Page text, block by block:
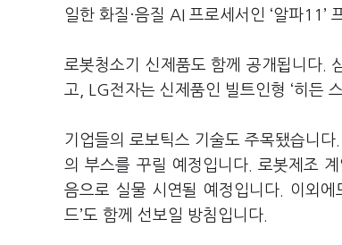
일한 화질·음질 AI 프로세서인 ‘알파11’
로봇청소기 신제품도 함께 공개됩니다.
고, LG전자는 신제품인 빌트인형 ‘히든
기업들의 로보틱스 기술도 주목됐습니
의 부스를 꾸릴 예정입니다. 로봇제조
음으로 실물 시연될 예정입니다. 이외에
드’도 함께 선보일 방침입니다.